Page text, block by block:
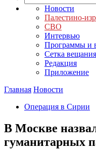
Новости
Палестино-
СВО
Интервью
Программы и
Сетка вещания
Редакция
Приложение
Главная Новости
Операция в Сирии
В Москве
гуманитарных